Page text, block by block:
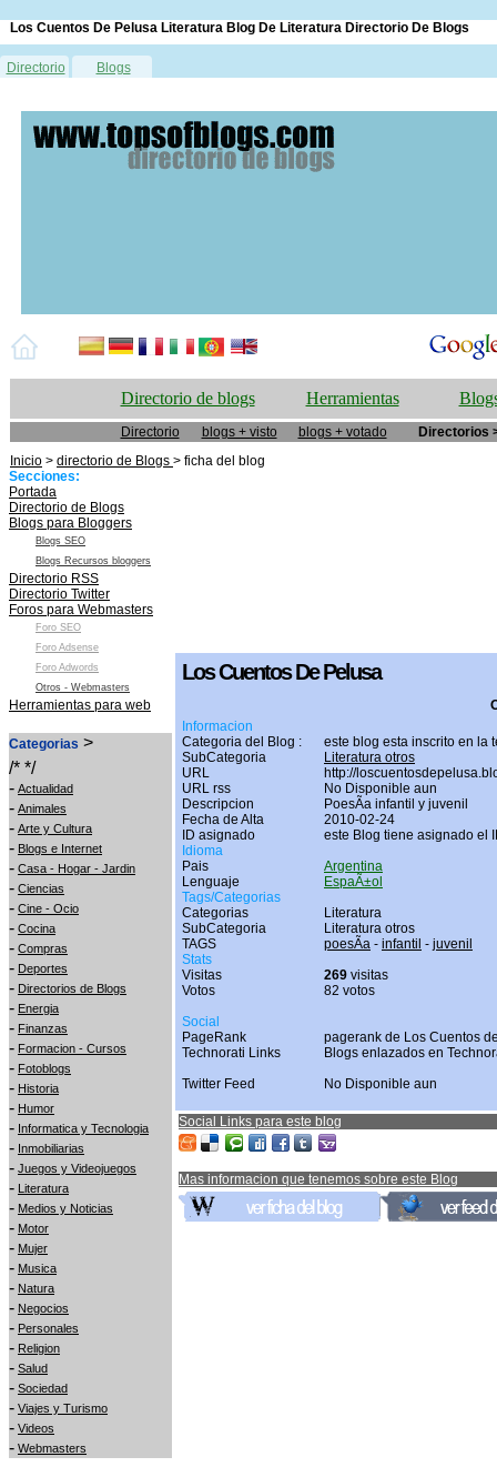
Los Cuentos De Pelusa Literatura Blog De Literatura Directorio De Blogs
Directorio Blogs
Directorio de blogs Herramientas
Directorio blogs + visto blogs + votado
Directorios
Inicio > directorio de Blogs > ficha del blog
Secciones:
Portada
Directorio de Blogs
Blogs para Bloggers
Blogs SEO
Blogs Recursos bloggers
Directorio RSS
Directorio Twitter
Foros para Webmasters
Foro SEO
Foro Adsense
Foro Adwords
Otros - Webmasters
Herramientas para web
Categorias >
/* */
- Actualidad
- Animales
- Arte y Cultura
- Blogs e Internet
- Casa - Hogar - Jardin
- Ciencias
- Cine - Ocio
- Cocina
- Compras
- Deportes
- Directorios de Blogs
- Energia
- Finanzas
- Formacion - Cursos
- Fotoblogs
- Historia
- Humor
- Informatica y Tecnologia
- Inmobiliarias
- Juegos y Videojuegos
- Literatura
- Medios y Noticias
- Motor
- Mujer
- Musica
- Natura
- Negocios
- Personales
- Religion
- Salud
- Sociedad
- Viajes y Turismo
- Videos
- Webmasters
Los Cuentos De Pelusa
Informacion
Categoria del Blog :
este blog esta inscrito en la
SubCategoria
Literatura otros
URL
http://
URL rss
No Disponible aun
Descripcion
PoesÃ­a infantil y juvenil
Fecha de Alta
2010-02-24
ID asignado
este Blog tiene asignado el
Idioma
Pais
Argentina
Lenguaje
EspaÃ±ol
Tags/Categorias
Categorias
Literatura
SubCategoria
Literatura otros
TAGS
poesÃ­a - infantil - juvenil
Stats
Visitas
269 visitas
Votos
82 votos
Social
PageRank
pagerank de Los Cuentos
Technorati Links
Blogs enlazados en
Twitter Feed
No Disponible aun
Social Links para este blog
Mas informacion que tenemos sobre este Blog